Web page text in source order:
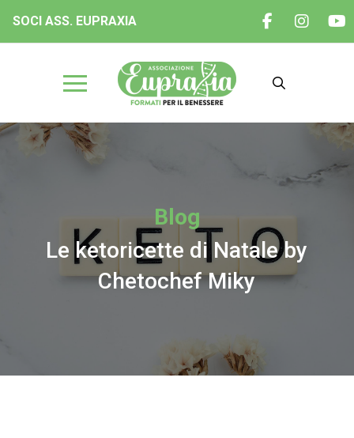
SOCI ASS. EUPRAXIA
Blog
Le ketoricette di Natale by
Chetochef Miky